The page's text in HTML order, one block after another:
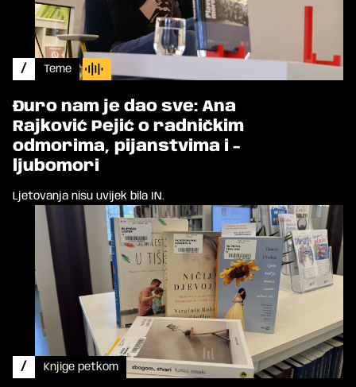
/ Teme
Đuro nam je dao sve: Ana
Rajković Pejić o radničkim
odmorima, pijanstvima i -
ljubomori
Ljetovanja nisu uvijek bila IN.
/ Knjige petkom